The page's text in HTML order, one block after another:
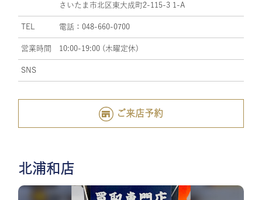
さいたま市北区東大成町2-115-3 1-A
TEL 電話：048-660-0700
営業時間 10:00-19:00 (木曜定休)
SNS
ご来店予約
北浦和店